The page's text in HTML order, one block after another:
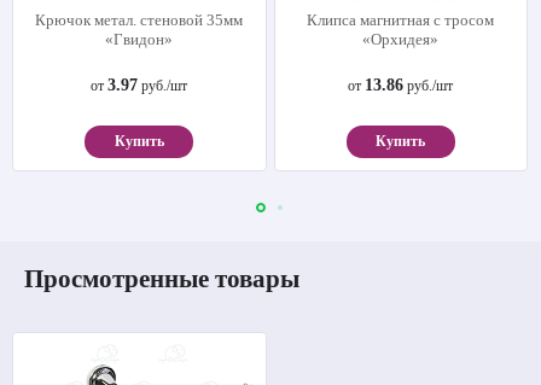
Крючок метал. стеновой 35мм
«Гвидон»
от3.97 руб./шт
Купить
Клипса магнитная с тросом
«Орхидея»
от 13.86 руб./шт
Купить
Просмотренные товары